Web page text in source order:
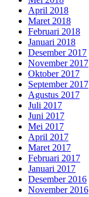
April 2018
Maret 2018
Februari 2018
Januari 2018
Desember 2017
November 2017
Oktober 2017
September 2017
Agustus 2017
Juli 2017
Juni 2017
Mei 2017
April 2017
Maret 2017
Februari 2017
Januari 2017
Desember 2016
November 2016